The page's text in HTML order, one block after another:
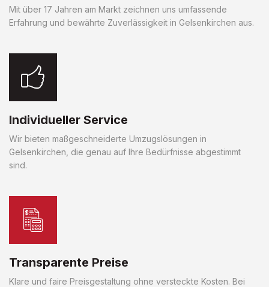
Mit über 17 Jahren am Markt zeichnen uns umfassende
Erfahrung und bewährte Zuverlässigkeit in Gelsenkirchen aus.
Individueller Service
Wir bieten maßgeschneiderte Umzugslösungen in
Gelsenkirchen, die genau auf Ihre Bedürfnisse abgestimmt
sind.
Transparente Preise
Klare und faire Preisgestaltung ohne versteckte Kosten. Bei